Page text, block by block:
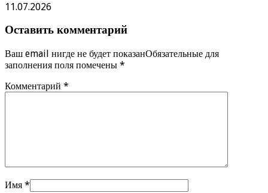
11.07.2026
Оставить комментарий
Ваш email нигде не будет показанОбязательные для
заполнения поля помечены *
Комментарий *
Имя *